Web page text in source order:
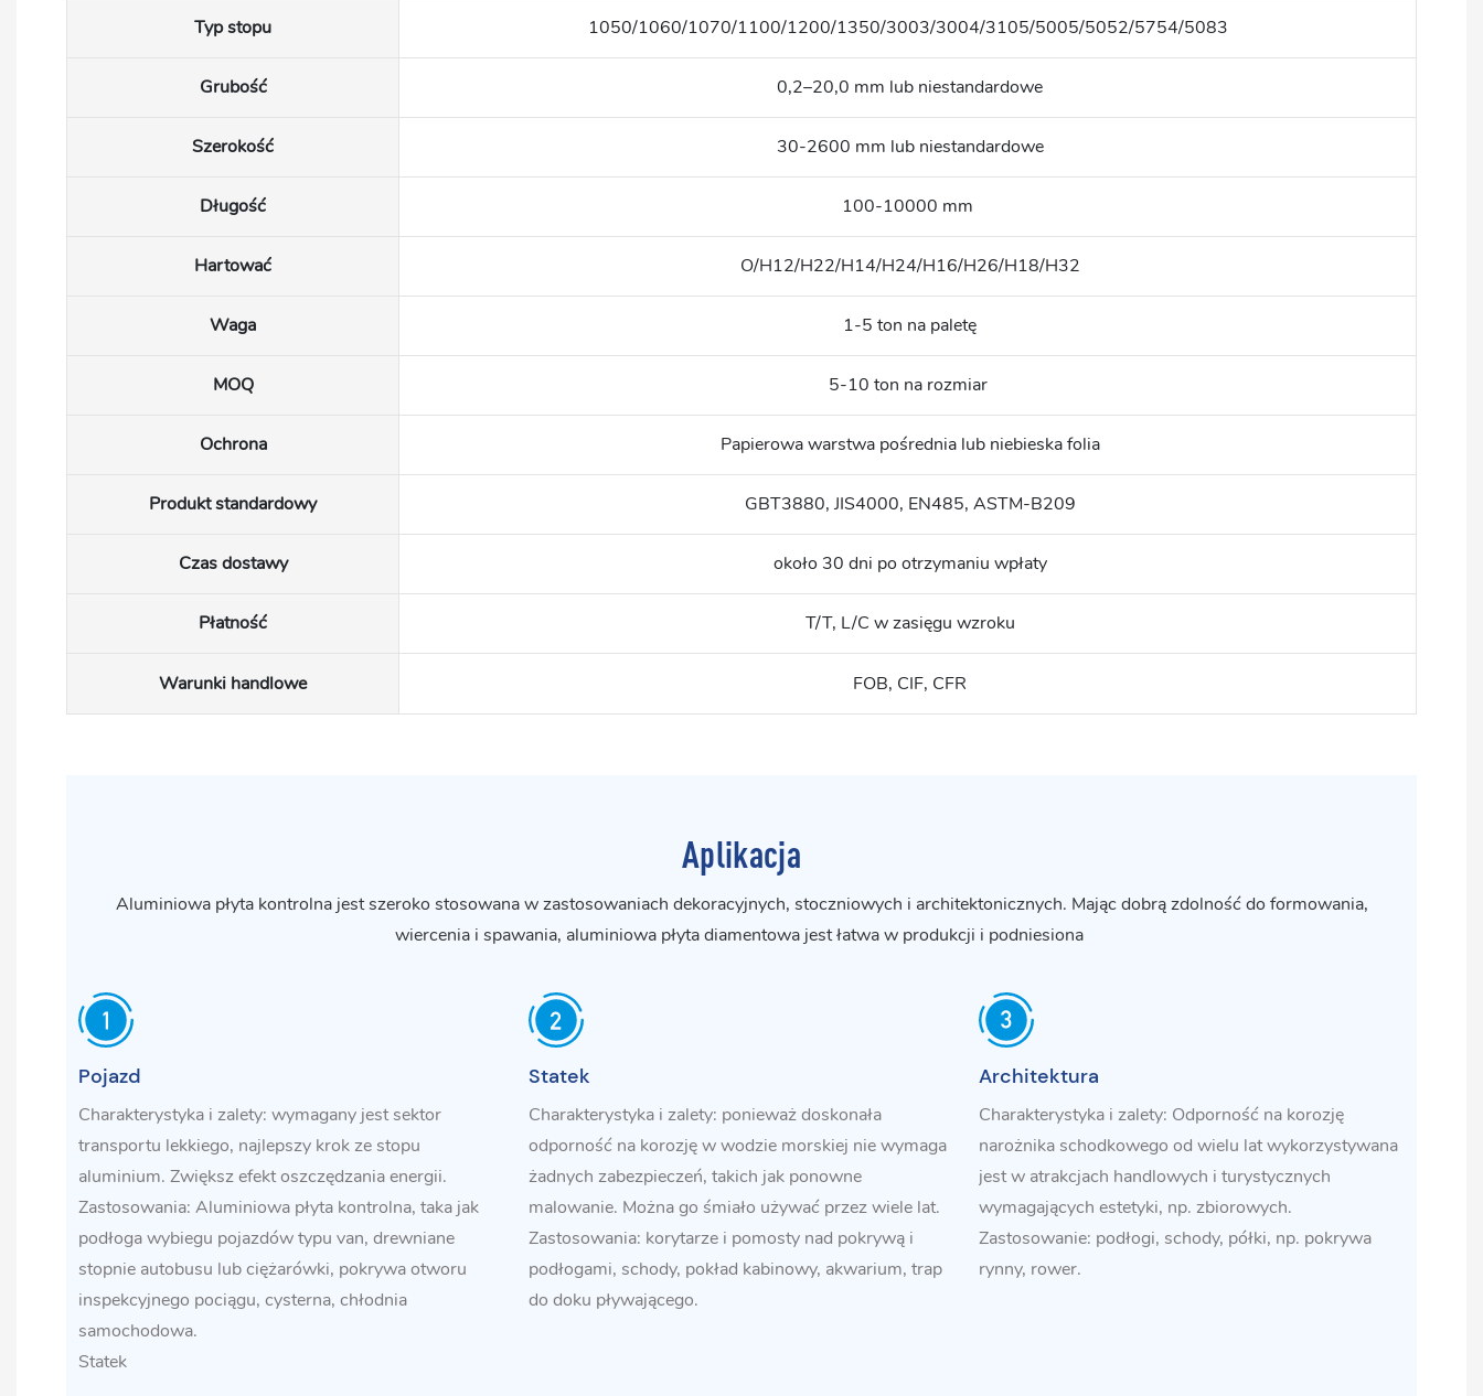
Typ stopu 1050/1060/1070/1100/1200/1350/3003/3004/3105/5005/5052/5754/5083
Grubość 0,2–20,0 mm lub niestandardowe
Szerokość 30-2600 mm lub niestandardowe
Długość 100-10000 mm
Hartować O/H12/H22/H14/H24/H16/H26/H18/H32
Waga 1-5 ton na paletę
MOQ 5-10 ton na rozmiar
Ochrona Papierowa warstwa pośrednia lub niebieska folia
Produkt standardowy GBT3880, JIS4000, EN485, ASTM-B209
Czas dostawy około 30 dni po otrzymaniu wpłaty
Płatność T/T, L/C w zasięgu wzroku
Warunki handlowe FOB, CIF, CFR
Aplikacja
Aluminiowa płyta kontrolna jest szeroko stosowana w zastosowaniach dekoracyjnych, stoczniowych i architektonicznych. Mając dobrą zdolność do formowania,
wiercenia i spawania, aluminiowa płyta diamentowa jest łatwa w produkcji i podniesiona
Pojazd
Charakterystyka i zalety: wymagany jest sektor
transportu lekkiego, najlepszy krok ze stopu
aluminium. Zwiększ efekt oszczędzania energii.
Zastosowania: Aluminiowa płyta kontrolna, taka jak
podłoga wybiegu pojazdów typu van, drewniane
stopnie autobusu lub ciężarówki, pokrywa otworu
inspekcyjnego pociągu, cysterna, chłodnia
samochodowa.
Statek
Statek
Charakterystyka i zalety: ponieważ doskonała
odporność na korozję w wodzie morskiej nie wymaga
żadnych zabezpieczeń, takich jak ponowne
malowanie. Można go śmiało używać przez wiele lat.
Zastosowania: korytarze i pomosty nad pokrywą i
podłogami, schody, pokład kabinowy, akwarium, trap
do doku pływającego.
Architektura
Charakterystyka i zalety: Odporność na korozję
narożnika schodkowego od wielu lat wykorzystywana
jest w atrakcjach handlowych i turystycznych
wymagających estetyki, np. zbiorowych.
Zastosowanie: podłogi, schody, półki, np. pokrywa
rynny, rower.